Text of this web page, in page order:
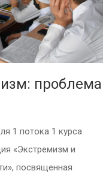
проблема
1 потока 1 курса
«Экстремизм и
посвященная